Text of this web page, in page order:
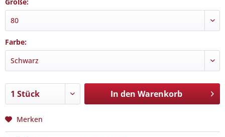
Farbe:
In den Warenkorb
Merken